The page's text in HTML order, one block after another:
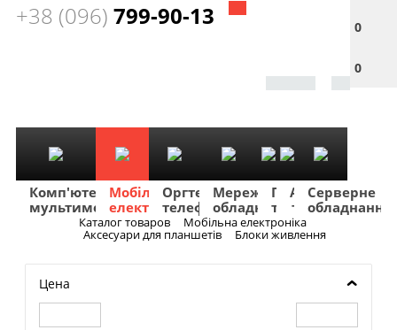
0
0
+38 (096) 799-90-13
Комп'ютери
мультимедіа
Мобільна
електроніка
Оргтехніка
телефонія
Мережеве
обладнання
Побутова
техніка
TV
та
Аудіо
Фото
та
відео
Авто
та
навігація
Серверне
обладнання
Каталог товаров Мобільна електроніка
Аксесуари для планшетів Блоки живлення
Цена